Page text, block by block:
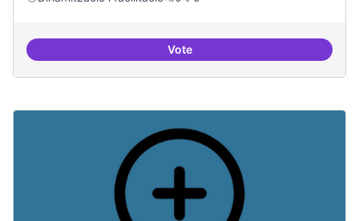
VoteTrobades democràtiques